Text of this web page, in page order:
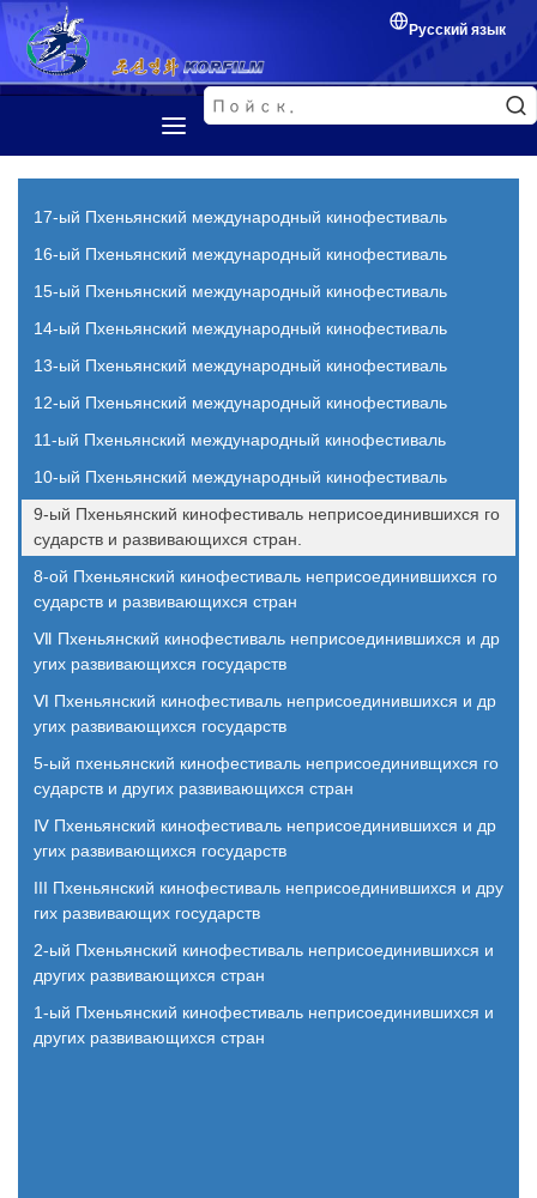
Русский язык
Первая страница
Корейский фильм
Кинофестиваль
17-ый Пхеньянский международный кинофестиваль
16-ый Пхеньянский международный кинофестиваль
15-ый Пхеньянский международный кинофестиваль
14-ый Пхеньянский международный кинофестиваль
13-ый Пхеньянский международный кинофестиваль
12-ый Пхеньянский международный кинофестиваль
11-ый Пхеньянский международный кинофестиваль
10-ый Пхеньянский международный кинофестиваль
9-ый Пхеньянский кинофестиваль неприсоединившихся го
сударств и развивающихся стран.
8-ой Пхеньянский кинофестиваль неприсоединившихся го
сударств и развивающихся стран
Ⅶ Пхеньянский кинофестиваль неприсоединившихся и др
угих развивающихся государств
Ⅵ Пхеньянский кинофестиваль неприсоединившихся и др
угих развивающихся государств
5-ый пхеньянский кинофестиваль неприсоединивщихся го
сударств и других развивающихся стран
Ⅳ Пхеньянский кинофестиваль неприсоединившихся и др
угих развивающихся государств
III Пхеньянский кинофестиваль неприсоединившихся и дру
гих развивающих государств
2-ый Пхеньянский кинофестиваль неприсоединившихся и
других развивающихся стран
1-ый Пхеньянский кинофестиваль неприсоединившихся и
других развивающихся стран